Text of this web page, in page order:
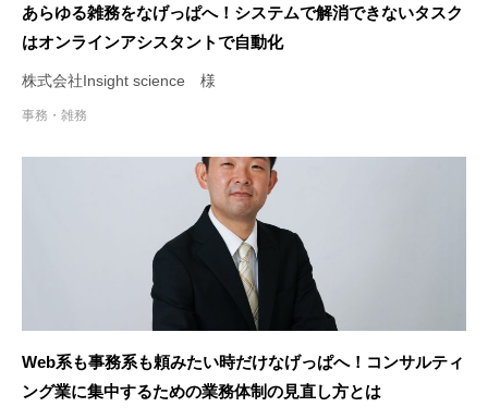
あらゆる雑務をなげっぱへ！システムで解消できないタスク
はオンラインアシスタントで自動化
株式会社Insight science 様
事務・雑務
Web系も事務系も頼みたい時だけなげっぱへ！コンサルティ
ング業に集中するための業務体制の見直し方とは